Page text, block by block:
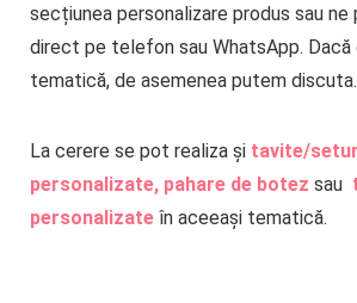
secțiunea personalizare produs sau
direct pe telefon sau WhatsApp.
tematică, de asemenea putem discuta.
La cerere se pot realiza șitavite/
personalizate, pahare de botez sau
personalizate în aceeași tematică.